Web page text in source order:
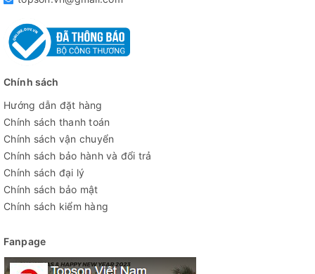
Chính sách
Hướng dẫn đặt hàng
Chính sách thanh toán
Chính sách vận chuyển
Chính sách bảo hành và đổi trả
Chính sách đại lý
Chính sách bảo mật
Chính sách kiểm hàng
Fanpage